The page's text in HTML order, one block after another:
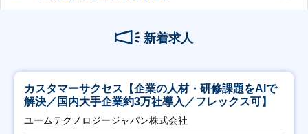
新着求人
カスタマーサクセス【企業の人材・研修課題をAIで
解決／国内大手企業約3万社導入／フレックス可】
ユームテクノロジージャパン株式会社